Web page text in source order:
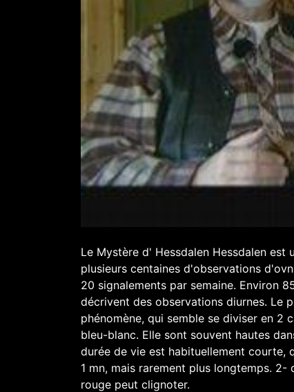
Le Mystère d' Hessdalen Hessdalen est
plusieurs centaines d'observations
20 signalements par semaine. Environ
décrivent des observations diurnes. Le
phénomène, qui semble se diviser en 2
bleu-blanc. Elle sont souvent hautes
durée de vie est habituellement courte,
1 mn, mais rarement plus longtemps. 2-
rouge peut clignoter.